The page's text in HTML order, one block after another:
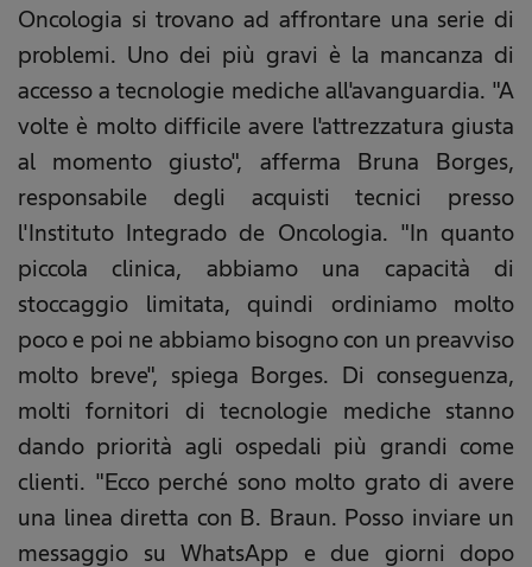
Oncologia si trovano ad affrontare una serie di
problemi. Uno dei più gravi è la mancanza di
accesso a tecnologie mediche all'avanguardia. "A
volte è molto difficile avere l'attrezzatura giusta
al momento giusto", afferma Bruna Borges,
responsabile degli acquisti tecnici presso
l'Instituto Integrado de Oncologia. "In quanto
piccola clinica, abbiamo una capacità di
stoccaggio limitata, quindi ordiniamo molto
poco e poi ne abbiamo bisogno con un preavviso
molto breve", spiega Borges. Di conseguenza,
molti fornitori di tecnologie mediche stanno
dando priorità agli ospedali più grandi come
clienti. "Ecco perché sono molto grato di avere
una linea diretta con B. Braun. Posso inviare un
messaggio su WhatsApp e due giorni dopo